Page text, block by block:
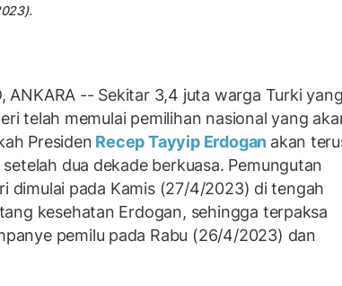
ANKARA -- Sekitar 3,4 juta warga Turki yang
telah memulai pemilihan nasional yang
Presiden Recep Tayyip Erdogan akan
dua dekade berkuasa. Pemungutan
dimulai pada Kamis (27/4/2023) di tengah
kesehatan Erdogan, sehingga terpaksa
pemilu pada Rabu (26/4/2023) dan